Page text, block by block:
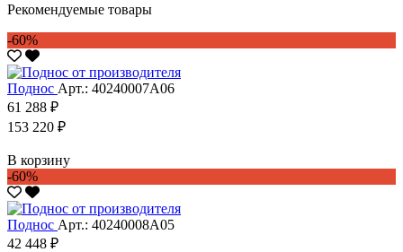
Рекомендуемые товары
-60%
Поднос Арт.: 40240007А06
61 288 ₽
153 220 ₽
В корзину
-60%
Поднос Арт.: 40240008А05
42 448 ₽